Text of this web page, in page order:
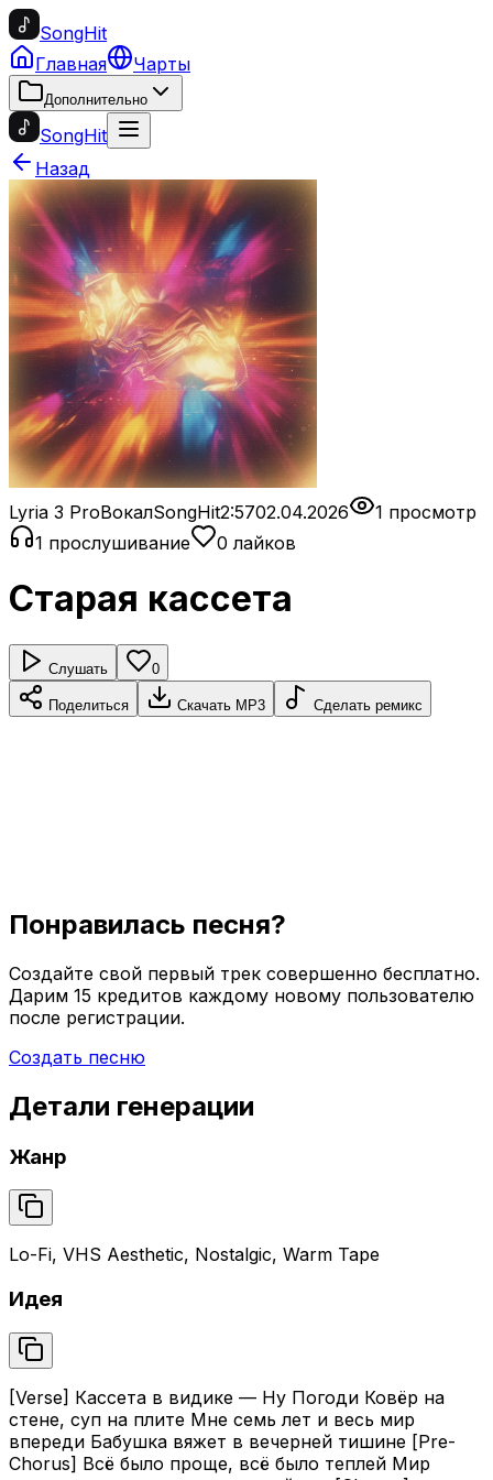
SongHit
Главная
Чарты
Дополнительно
SongHit
Назад
Lyria 3 ProВокалSongHit2:5702.04.2026
1 просмотр
1 прослушивание
0 лайков
Старая кассета
Слушать 0
Поделиться Скачать MP3 Сделать ремикс
Понравилась песня?
Создайте свой первый трек совершенно бесплатно.
Дарим 15 кредитов каждому новому пользователю
после регистрации.
Создать песню
Детали генерации
Жанр
Lo-Fi, VHS Aesthetic, Nostalgic, Warm Tape
Идея
[Verse] Кассета в видике — Ну Погоди Ковёр на
стене, суп на плите Мне семь лет и весь мир
впереди Бабушка вяжет в вечерней тишине [Pre-
Chorus] Всё было проще, всё было теплей Мир